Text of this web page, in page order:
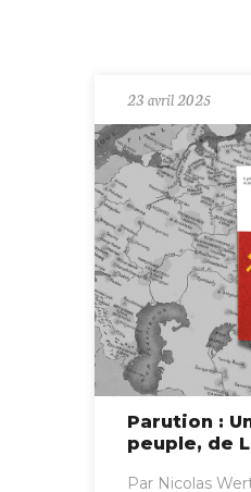
23 avril 2025
Parution :
peuple, de
Par Nicolas